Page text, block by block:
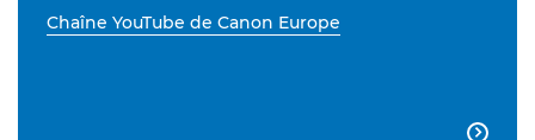
Chaîne YouTube de Canon Europe
